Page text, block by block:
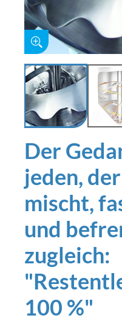
Der
jeden,
mischt,
und
zugleich:
100 %"